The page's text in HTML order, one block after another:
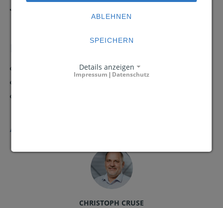
RUNDVIBRATOR CM
TROGVIBRATOR TFM
ANSPRECHPARTNER
CHRISTOPH CRUSE
ABLEHNEN
SPEICHERN
Details anzeigen
Impressum Datenschutz